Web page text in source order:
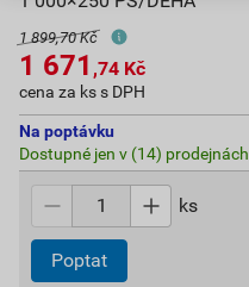
1 899,70 Kč
1 671 ,74 Kč
cena za ks s DPH
Na poptávku
Dostupné jen v (14) prodejnách
ks
Poptat